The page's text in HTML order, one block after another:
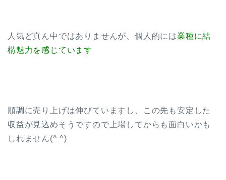
人気ど真ん中ではありませんが、個人的には業種に結
構魅力を感じています
順調に売り上げは伸びていますし、この先も安定した
収益が見込めそうですので上場してからも面白いかも
しれません(^ ^)